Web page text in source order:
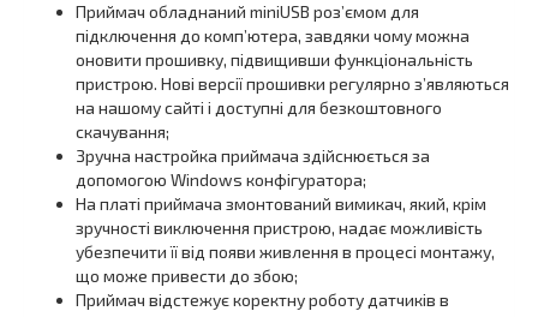
Приймач обладнаний miniUSB роз’ємом для
підключення до комп’ютера, завдяки чому можна
оновити прошивку, підвищивши функціональність
пристрою. Нові версії прошивки регулярно з’являються
на нашому сайті і доступні для безкоштовного
скачування;
Зручна настройка приймача здійснюється за
допомогою Windows конфігуратора;
На платі приймача змонтований вимикач, який, крім
зручності виключення пристрою, надає можливість
убезпечити її від появи живлення в процесі монтажу,
що може привести до збою;
Приймач відстежує коректну роботу датчиків в